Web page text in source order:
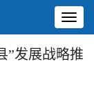
”发展战略推